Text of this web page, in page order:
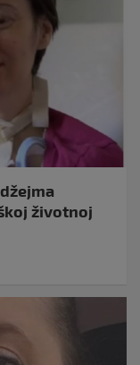
životnoj